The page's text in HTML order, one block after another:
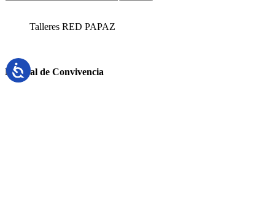
Talleres RED PAPAZ
Manual de Convivencia